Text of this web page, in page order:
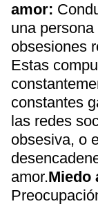
amor:
una
obsesiones
Estas
constantes
las redes
obsesiva, o
amor.Miedo